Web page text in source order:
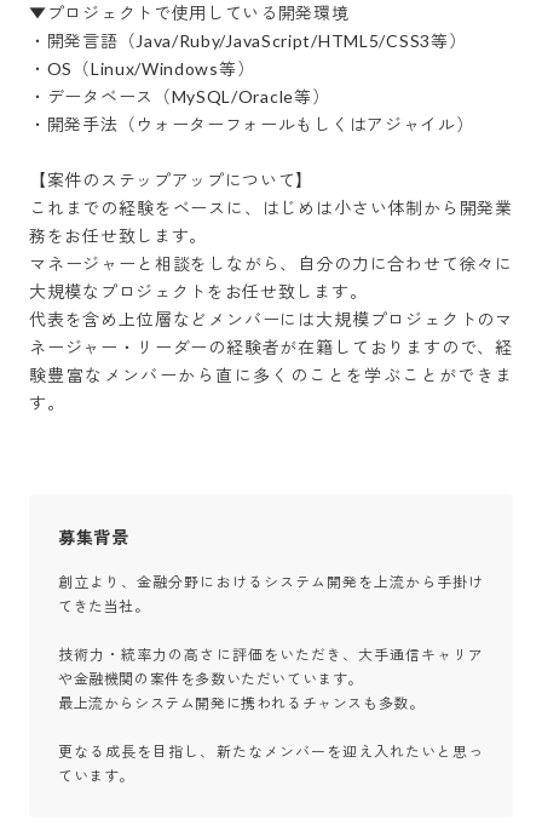
▼プロジェクトで使用している開発環境
・開発言語（Java/Ruby/JavaScript/HTML5/CSS3等）
・OS（Linux/Windows等）
・データベース（MySQL/Oracle等）
・開発手法（ウォーターフォールもしくはアジャイル）
【案件のステップアップについて】
これまでの経験をベースに、はじめは小さい体制から開発業
務をお任せ致します。
マネージャーと相談をしながら、自分の力に合わせて徐々に
大規模なプロジェクトをお任せ致します。
代表を含め上位層などメンバーには大規模プロジェクトのマ
ネージャー・リーダーの経験者が在籍しておりますので、経
験豊富なメンバーから直に多くのことを学ぶことができま
す。
募集背景
創立より、金融分野におけるシステム開発を上流から手掛け
てきた当社。
技術力・統率力の高さに評価をいただき、大手通信キャリア
や金融機関の案件を多数いただいています。
最上流からシステム開発に携われるチャンスも多数。
更なる成長を目指し、新たなメンバーを迎え入れたいと思っ
ています。